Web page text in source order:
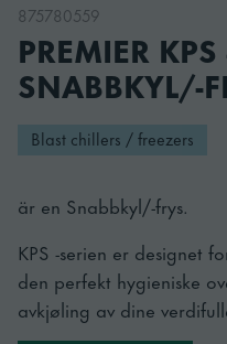
875780559
PREMIER
SNABBKYL/-
Blast chillers / freezers
är en Snabbkyl/-frys.
KPS -serien er designet
den perfekt hygieniske
avkjøling av dine